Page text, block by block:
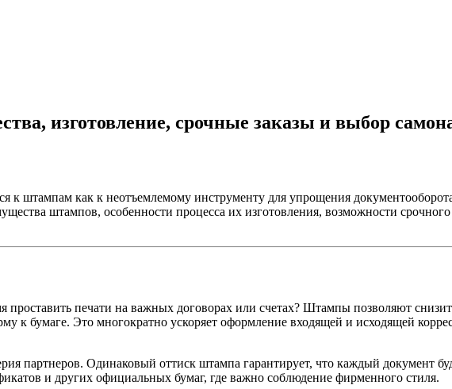
изготовление, срочные заказы и выбор
к штампам как к неотъемлемому инструменту для упрощения
штампов, особенности процесса их изготовления, возможности срочного
проставить печати на важных договорах или счетах? Штампы позволяют
к бумаге. Это многократно ускоряет оформление входящей и исходящей
партнеров. Одинаковый оттиск штампа гарантирует, что каждый документ
и других официальных бумаг, где важно соблюдение фирменного стиля.